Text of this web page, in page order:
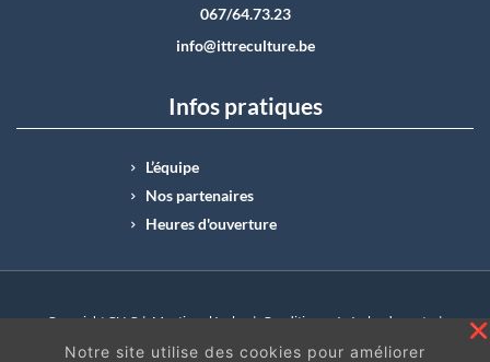
067/64.73.23
info@ittreculture.be
Infos pratiques
L’équipe
Nos partenaires
Heures d'ouverture
Copyright CLI © | Mentions légales | Conditions générales de vente |
N°Entreprise : BE0414.742.009 |
BE50 0012 6285 4518
Notre site utilise des cookies pour améliorer